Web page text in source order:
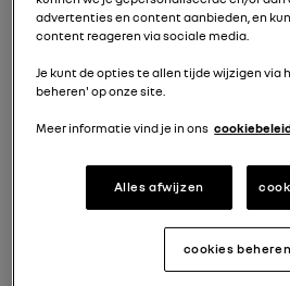
48 maanden
+ € 40 per maand
+ € 85 per maand
24 maanden
advertenties en content aanbieden, en
content reageren via sociale media.
Je kunt de opties te allen tijde wijzigen via
beheren' op onze site.
Meer informatie vind je in ons
Alles afwijzen
cookies beheren